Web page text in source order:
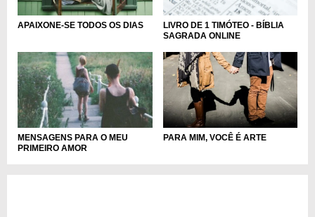
APAIXONE-SE TODOS OS DIAS
LIVRO DE 1 TIMÓTEO - BÍBLIA
SAGRADA ONLINE
MENSAGENS PARA O MEU
PRIMEIRO AMOR
PARA MIM, VOCÊ É ARTE